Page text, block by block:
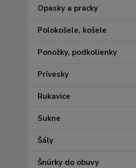
Opasky a pracky
Polokošele, košele
Ponožky, podkolienky
Prívesky
Rukavice
Sukne
Šály
Šnúrky do obuvy